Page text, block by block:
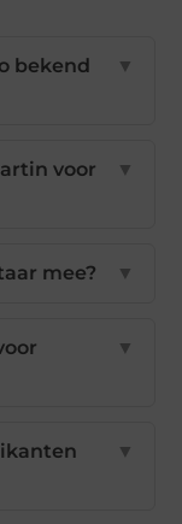
bekend
▼
voor
▼
mee? ▼
▼
▼